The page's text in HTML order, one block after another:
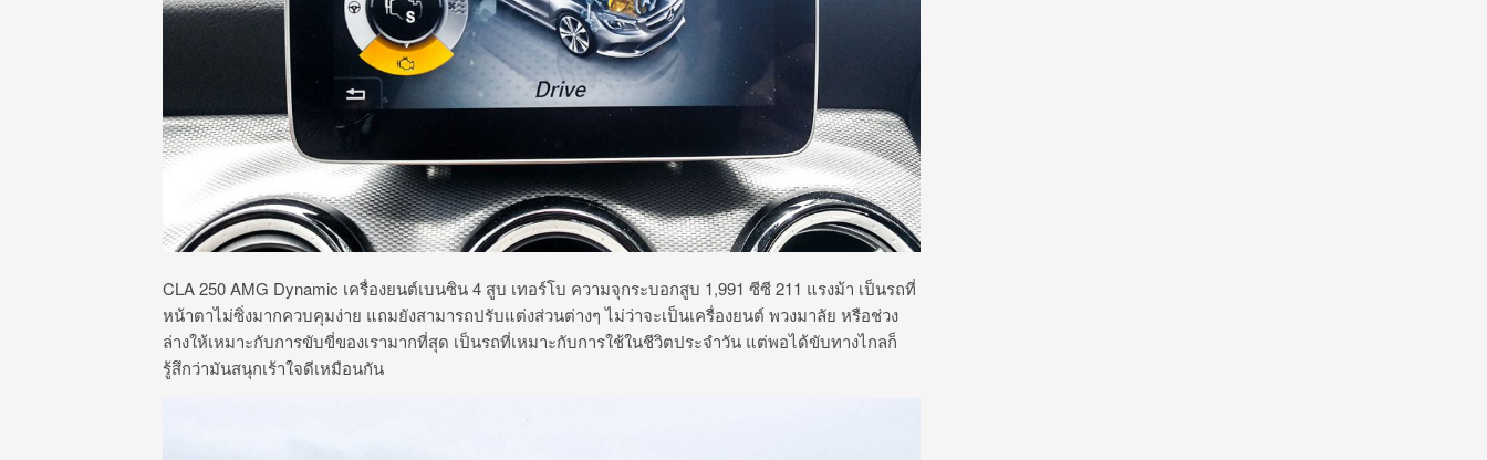
CLA 250 AMG Dynamic เครื่องยนต์เบนซิน 4 สูบ เทอร์โบ ความจุกระบอกสูบ 1,991 ซีซี 211 แรงม้า เป็นรถที่
หน้าตาไม่ซิ่งมากควบคุมง่าย แถมยังสามารถปรับแต่งส่วนต่างๆ ไม่ว่าจะเป็นเครื่องยนต์ พวงมาลัย หรือช่วง
ล่างให้เหมาะกับการขับขี่ของเรามากที่สุด เป็นรถที่เหมาะกับการใช้ในชีวิตประจำวัน แต่พอได้ขับทางไกลก็
รู้สึกว่ามันสนุกเร้าใจดีเหมือนกัน